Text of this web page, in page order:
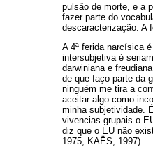
pulsão de morte, e a
fazer parte do
descaracterização. A
A 4ª ferida narcísica
intersubjetiva é
darwiniana e
de que faço parte da
ninguém me tira a
aceitar algo como
minha subjetividade.
vivencias grupais o
diz que o EU não
1975, KAËS, 1997).